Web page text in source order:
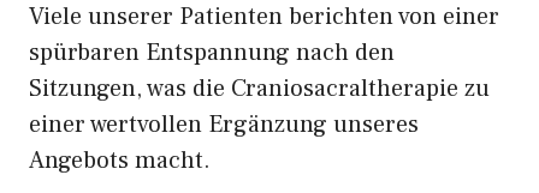
Viele unserer Patienten berichten von einer
spürbaren Entspannung nach den
Sitzungen, was die Craniosacraltherapie zu
einer wertvollen Ergänzung unseres
Angebots macht.